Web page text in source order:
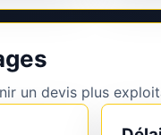
un devis plus